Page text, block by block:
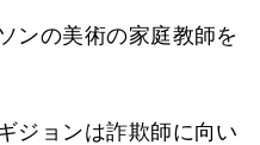
ンの美術の家庭教師を
ジョンは詐欺師に向い